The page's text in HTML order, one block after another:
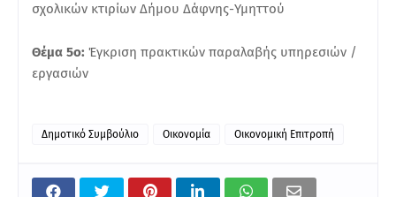
σχολικών κτιρίων Δήμου Δάφνης-Υμηττού
Θέμα 5ο: Έγκριση πρακτικών παραλαβής υπηρεσιών /
εργασιών
Δημοτικό Συμβούλιο Οικονομία Οικονομική Επιτροπή